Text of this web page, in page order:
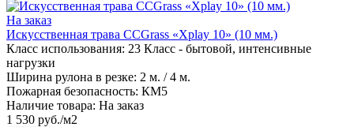
На заказ
Искусственная трава CCGrass «Xplay 10» (10 мм.)
Класс использования: 23 Класс - бытовой, интенсивные
нагрузки
Ширина рулона в резке: 2 м. / 4 м.
Пожарная безопасность: КМ5
Наличие товара: На заказ
1 530 руб./м2